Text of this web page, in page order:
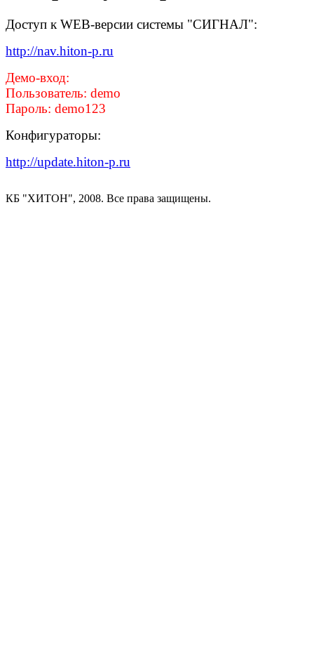
Доступ к WEB-версии системы "СИГНАЛ":
http://nav.hiton-p.ru
Демо-вход:
Пользователь: demo
Пароль: demo123
Конфигураторы:
http://update.hiton-p.ru
КБ "ХИТОН", 2008. Все права защищены.